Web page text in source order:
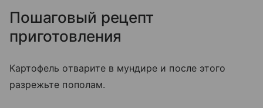
Пошаговый рецепт
приготовления
Картофель отварите в мундире и после этого
разрежьте пополам.